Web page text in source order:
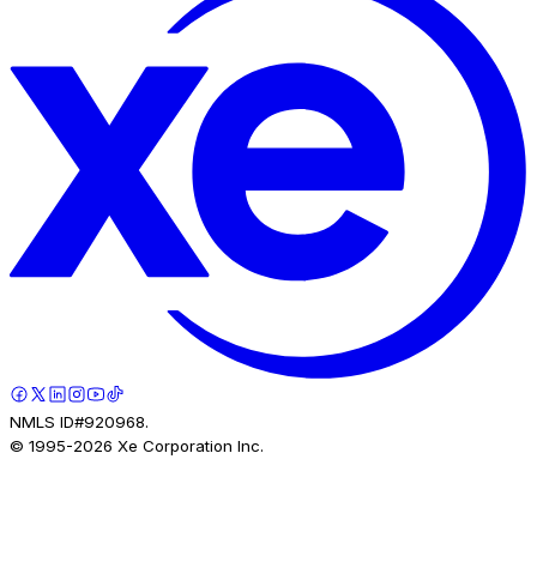
NMLS ID#920968.
© 1995-2026 Xe Corporation Inc.